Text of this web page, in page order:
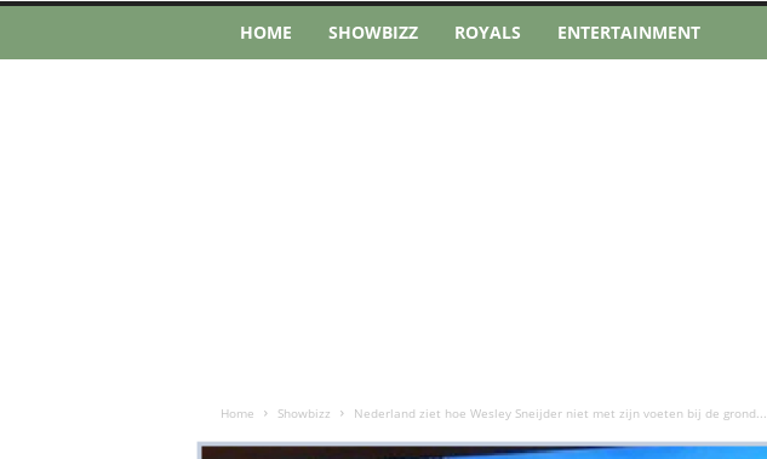
HOME SHOWBIZZ ROYALS ENTERTAINMENT
Home Showbizz Nederland ziet hoe Wesley Sneijder niet met zijn voeten bij de grond...